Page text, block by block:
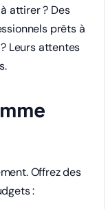
attirer ? Des
prêts à
Leurs attentes
Offrez des
: